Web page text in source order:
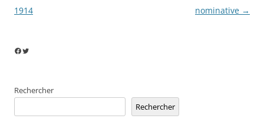
1914
nominative →
Facebook
Twitter
Rechercher
Rechercher